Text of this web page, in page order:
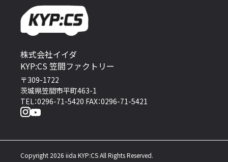
株式会社イイダ
KYP:CS 笠間ファクトリー
〒309-1722
茨城県笠間市平町463-1
TEL：0296-71-5420 FAX：0296-71-5421
Copyright 2026 iida KYP:CS All Rights Reserved.